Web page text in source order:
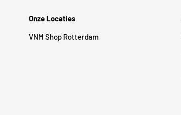
Onze Locaties
VNM Shop Rotterdam